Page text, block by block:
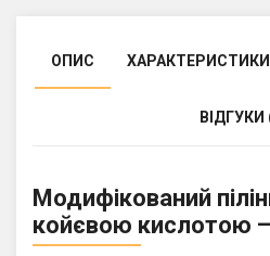
ОПИС ХАРАКТЕРИСТИКИ
ВІДГУКИ
Модифікований
койєвою кислотою